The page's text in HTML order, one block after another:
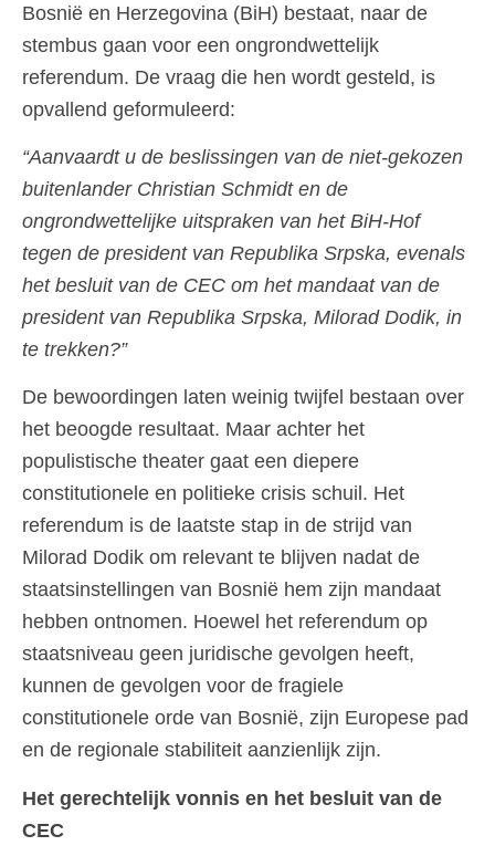
Bosnië en Herzegovina (BiH) bestaat, naar de
stembus gaan voor een ongrondwettelijk
referendum. De vraag die hen wordt gesteld, is
opvallend geformuleerd:
“Aanvaardt u de beslissingen van de niet-gekozen
buitenlander Christian Schmidt en de
ongrondwettelijke uitspraken van het BiH-Hof
tegen de president van Republika Srpska, evenals
het besluit van de CEC om het mandaat van de
president van Republika Srpska, Milorad Dodik, in
te trekken?”
De bewoordingen laten weinig twijfel bestaan over
het beoogde resultaat. Maar achter het
populistische theater gaat een diepere
constitutionele en politieke crisis schuil. Het
referendum is de laatste stap in de strijd van
Milorad Dodik om relevant te blijven nadat de
staatsinstellingen van Bosnië hem zijn mandaat
hebben ontnomen. Hoewel het referendum op
staatsniveau geen juridische gevolgen heeft,
kunnen de gevolgen voor de fragiele
constitutionele orde van Bosnië, zijn Europese pad
en de regionale stabiliteit aanzienlijk zijn.
Het gerechtelijk vonnis en het besluit van de
CEC